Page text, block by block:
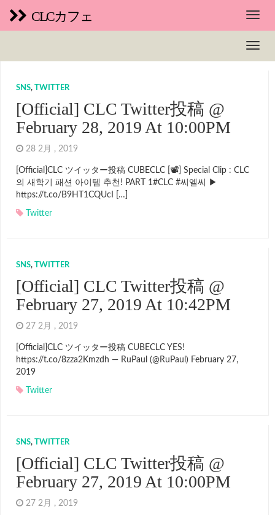
CLCカフェ
SNS, TWITTER
[Official] CLC Twitter投稿 @
February 28, 2019 At 10:00PM
28 2月 , 2019
[Official]CLC ツイッター投稿 CUBECLC [📽] Special Clip : CLC
의 새학기 패션 아이템 추천! PART 1#CLC #씨엘씨 ▶
https://t.co/B9HT1CQUcI […]
Twitter
SNS, TWITTER
[Official] CLC Twitter投稿 @
February 27, 2019 At 10:42PM
27 2月 , 2019
[Official]CLC ツイッター投稿 CUBECLC YES!
https://t.co/8zza2Kmzdh — RuPaul (@RuPaul) February 27,
2019
Twitter
SNS, TWITTER
[Official] CLC Twitter投稿 @
February 27, 2019 At 10:00PM
27 2月 , 2019